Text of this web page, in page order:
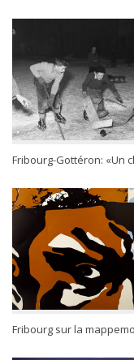
Fribourg-Gottéron: «Un
Fribourg sur la